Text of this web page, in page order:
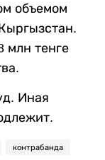
объемом
млн тенге
Иная
контрабанда